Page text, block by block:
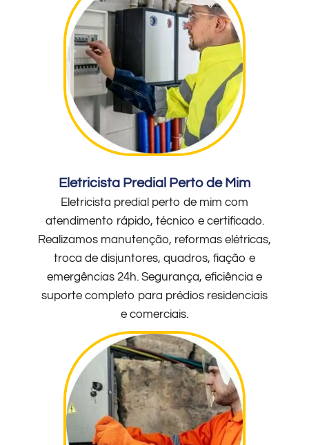
Eletricista Predial Perto de Mim
Eletricista predial perto de mim com
atendimento rápido, técnico e certificado.
Realizamos manutenção, reformas elétricas,
troca de disjuntores, quadros, fiação e
emergências 24h. Segurança, eficiência e
suporte completo para prédios residenciais
e comerciais.